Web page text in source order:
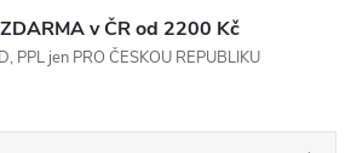
v ČR od 2200 Kč
PPL jen PRO ČESKOU REPUBLIKU